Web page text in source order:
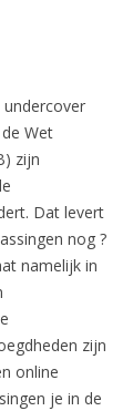
Wet
zijn
Dat levert
nog ?
namelijk in
zijn
online
je in de